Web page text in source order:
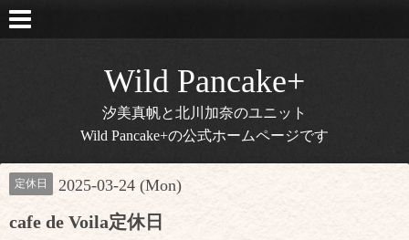
Wild Pancake+
汐美真帆と北川加奈のユニット
Wild Pancake+の公式ホームページです
定休日 2025-03-24 (Mon)
cafe de Voila定休日